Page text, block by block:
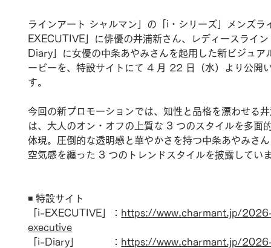
ラインアート シャルマン」の「i・シリーズ」メンズラ
EXECUTIVE」に俳優の井浦新さん、レディースライ
Diary」に女優の中条あやみさんを起用した新ビジュア
ービーを、特設サイトにて 4 月 22 日（水）より公開
す。
今回の新プロモーションでは、知性と品格を漂わせる
は、大人のオン・オフの上質な 3 つのスタイルを多面
体現。圧倒的な透明感と華やかさを持つ中条あやみさ
空気感を纏った 3 つのトレンドスタイルを披露してい
◾️ 特設サイト
「i-EXECUTIVE」： https://www.charmant.jp/
executive
「i-Diary」　　　 ： https://www.charmant.jp/